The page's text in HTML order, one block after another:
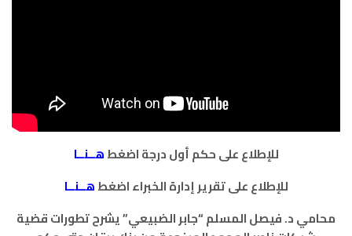
للإطلاع على حكم أول درجة اضغطهــنــا
للإطلاع على تقرير إدارة الخبراء اضغطهــنــا
محامي د. فيصل المسلم “جابر الضبيعي” يشرح تطورات قضية